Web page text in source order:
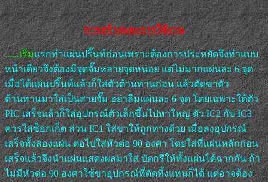
การสร้างและการใช้งาน
......เริ่มแรกทำแผ่นปริ๊นท์ก่อนเพราะต้องการประหยัดจึงทำแบบ
หน้าเดียวจึงต้องมีจุดจั๊มหลายจุดหน่อย แต่ไม่มากแผ่นละ 6 จุด
เมื่อได้แผ่นปริ๊นท์แล้วก็ใส่ตัวต้านทานก่อน แล้วตัดขาตัว
ต้านทานมาใส่เป็นสายจั๊ม อย่าลืมแผ่นละ 6 จุด โดยเฉพาะใต้ตัว
PIC เสร็จแล้วก็ใส่อุปกรณ์ตัวเล็กขึ้นไปหาใหญ่ ตัว IC2 กับ IC3
ควรใส่ซ็อกเก็ต ส่วน IC1 ใส่ขาให้ถูกทางด้วย เมื่อลงอุปกรณ์
เสร็จทั้งสองแผ่น ต่อไปใส่หัวต่อ 90 องศา โดยใส่ที่แผ่นหลักก่อน
เสร็จแล้วจึงนำแผ่นแสดงผลมาใส่ บัดกรีให้ทั้งแผ่นได้ฉากกัน ถ้า
ไม่มีหัวต่อ 90 องศาใช้ขาอุปกรณ์ที่ตัดทิ้งแทนก็ได้ แต่อาจต้อง